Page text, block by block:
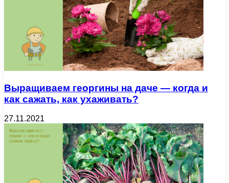
Выращиваем георгины на даче — когда и
как сажать, как ухаживать?
27.11.2021